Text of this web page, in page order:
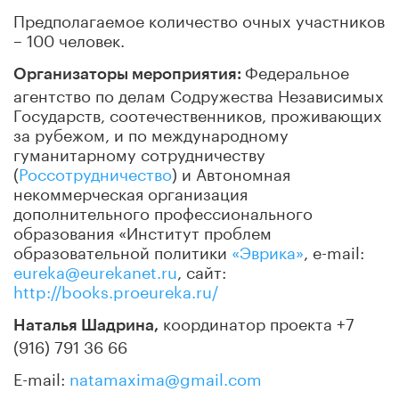
Предполагаемое количество очных участников
– 100 человек.
Организаторы мероприятия: Федеральное
агентство по делам Содружества Независимых
Государств, соотечественников, проживающих
за рубежом, и по международному
гуманитарному сотрудничеству
(Россотрудничество)и Автономная
некоммерческая организация
дополнительного профессионального
образования «Институт проблем
образовательной политики «Эврика» , e-mail:
eureka@eurekanet ru , сайт:
http://books.proeureka.ru/
Наталья Шадрина, координатор проекта +7
(916) 791 36 66
E-mail: natamaxima@gmail com